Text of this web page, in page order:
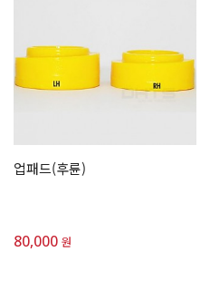
업패드(후륜)
80,000 원